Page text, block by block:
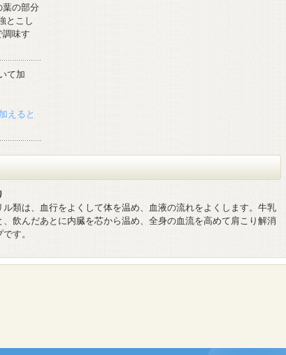
葉の部分
とこし
調味す
て加
えると
類は、血行をよくして体を温め、血液の流れをよくします。牛乳
飲んだあとに内臓を芯から温め、全身の血流を高めて肩こり解消
す。